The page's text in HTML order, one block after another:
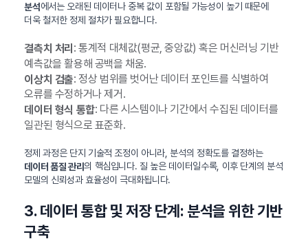
분석에서는 오래된 데이터나 중복 값이 포함될 가능성이 높기 때문에
더욱 철저한 정제 절차가 필요합니다.
결측치 처리 : 통계적 대체값(평균, 중앙값) 혹은 머신러닝 기반
예측값을 활용해 공백을 채움.
이상치 검출: 정상 범위를 벗어난 데이터 포인트를 식별하여
오류를 수정하거나 제거.
데이터 형식 통합: 다른 시스템이나 기간에서 수집된 데이터를
일관된 형식으로 표준화.
정제 과정은 단지 기술적 조정이 아니라, 분석의 정확도를 결정하는
데이터 품질 관리의 핵심입니다. 질 높은 데이터일수록, 이후 단계의 분석
모델의 신뢰성과 효율성이 극대화됩니다.
3. 데이터 통합 및 저장 단계: 분석을 위한 기반
구축